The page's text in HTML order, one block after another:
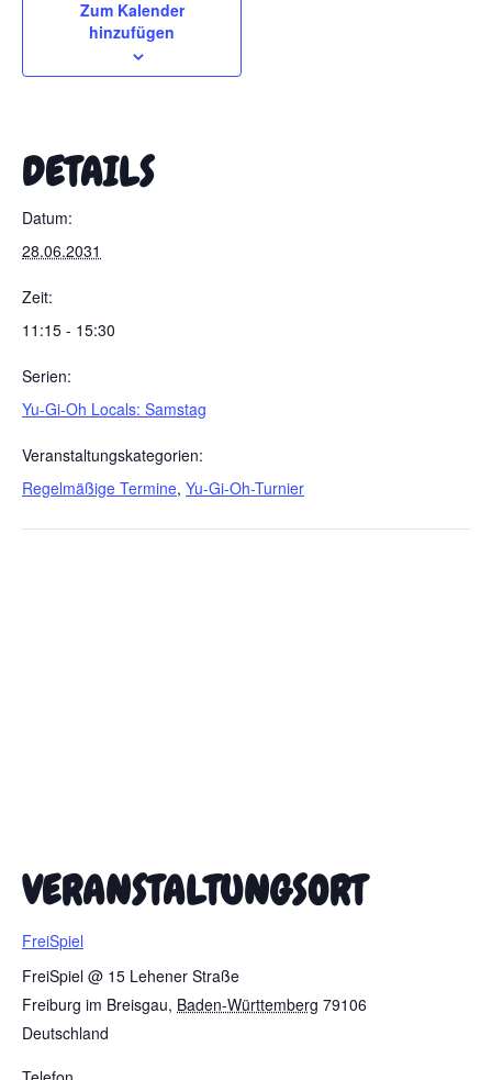
Zum Kalender
hinzufügen
DETAILS
Datum:
28.06.2031
Zeit:
11:15 - 15:30
Serien:
Yu-Gi-Oh Locals: Samstag
Veranstaltungskategorien:
Regelmäßige Termine, Yu-Gi-Oh-Turnier
VERANSTALTUNGSORT
FreiSpiel
FreiSpiel @ 15 Lehener Straße
Freiburg im Breisgau, Baden-Württemberg 79106
Deutschland